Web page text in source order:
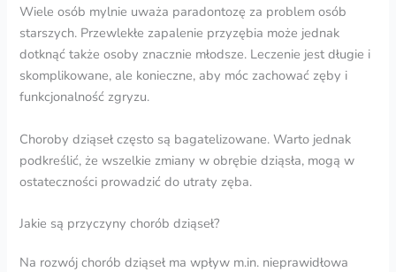
Wiele osób mylnie uważa paradontozę za problem osób
starszych. Przewlekłe zapalenie przyzębia może jednak
dotknąć także osoby znacznie młodsze. Leczenie jest długie i
skomplikowane, ale konieczne, aby móc zachować zęby i
funkcjonalność zgryzu.
Choroby dziąseł często są bagatelizowane. Warto jednak
podkreślić, że wszelkie zmiany w obrębie dziąsła, mogą w
ostateczności prowadzić do utraty zęba.
Jakie są przyczyny chorób dziąseł?
Na rozwój chorób dziąseł ma wpływ m.in. nieprawidłowa